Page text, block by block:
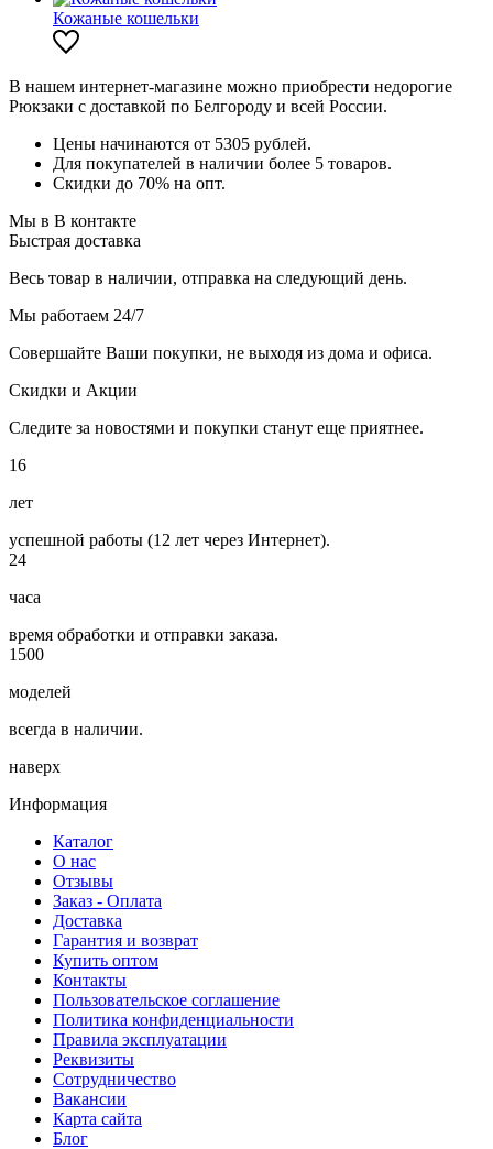
Кожаные кошельки
В нашем интернет-магазине можно приобрести недорогие
Рюкзаки с доставкой по Белгороду и всей России.
Цены начинаются от 5305 рублей.
Для покупателей в наличии более 5 товаров.
Скидки до 70% на опт.
Мы в В контакте
Быстрая доставка
Весь товар в наличии, отправка на следующий день.
Мы работаем 24/7
Совершайте Ваши покупки, не выходя из дома и офиса.
Скидки и Акции
Следите за новостями и покупки станут еще приятнее.
16
лет
успешной работы (12 лет через Интернет).
24
часа
время обработки и отправки заказа.
1500
моделей
всегда в наличии.
наверх
Информация
Каталог
О нас
Отзывы
Заказ - Оплата
Доставка
Гарантия и возврат
Купить оптом
Контакты
Пользовательское соглашение
Политика конфиденциальности
Правила эксплуатации
Реквизиты
Сотрудничество
Вакансии
Карта сайта
Блог